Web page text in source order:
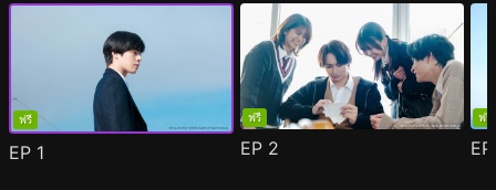
ฟรี
EP 1
ฟรี
EP 2
ฟรี